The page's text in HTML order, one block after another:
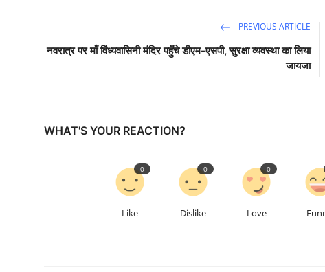
PREVIOUS ARTICLE
नवरात्र पर माँ विंध्यवासिनी मंदिर पहुँचे डीएम-एसपी, सुरक्षा व्यवस्था का लिया
जायजा
WHAT'S YOUR REACTION?
Like
0
Dislike
0
Love
0